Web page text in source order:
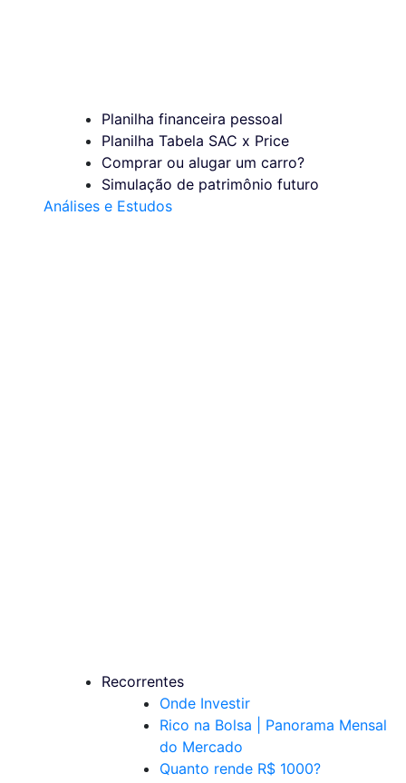
Planilha financeira pessoal
Planilha Tabela SAC x Price
Comprar ou alugar um carro?
Simulação de patrimônio futuro
Análises e Estudos
Recorrentes
Onde Investir
Rico na Bolsa | Panorama Mensal
do Mercado
Quanto rende R$ 1000?